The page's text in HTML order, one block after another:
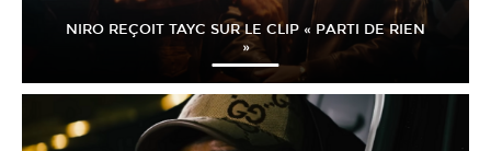
NIRO REÇOIT TAYC SUR LE CLIP « PARTI DE RIEN
»